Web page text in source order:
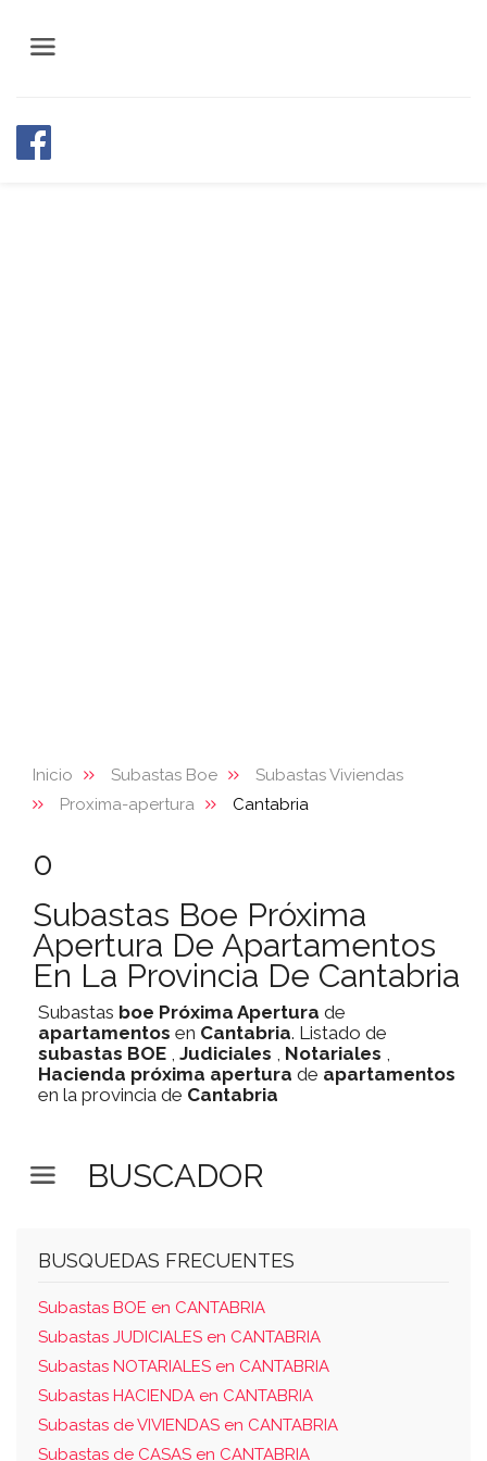
Inicio Subastas Boe
Subastas Viviendas
Proxima-apertura
Cantabria
0
Subastas Boe Próxima
Apertura De Apartamentos
En La Provincia De Cantabria
Subastas boe Próxima Apertura de
apartamentos en Cantabria. Listado de
subastas BOE , Judiciales , Notariales ,
Hacienda próxima apertura de apartamentos
en la provincia de Cantabria
BUSCADOR
BUSQUEDAS FRECUENTES
Subastas BOE en CANTABRIA
Subastas JUDICIALES en CANTABRIA
Subastas NOTARIALES en CANTABRIA
Subastas HACIENDA en CANTABRIA
Subastas de VIVIENDAS en CANTABRIA
Subastas de CASAS en CANTABRIA